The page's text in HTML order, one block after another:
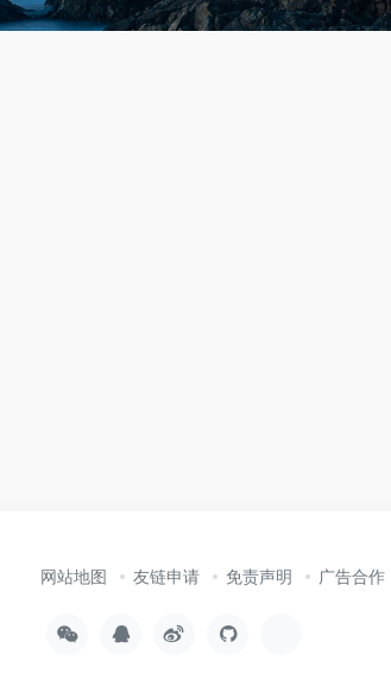
网站地图 友链申请 免责声明 广告合作